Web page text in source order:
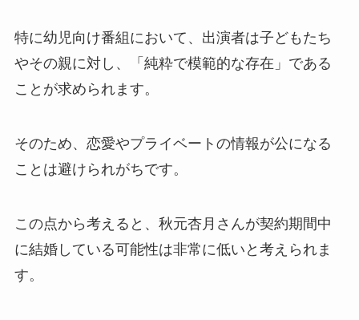
特に幼児向け番組において、出演者は子どもたち
やその親に対し、「純粋で模範的な存在」である
ことが求められます。
そのため、恋愛やプライベートの情報が公になる
ことは避けられがちです。
この点から考えると、秋元杏月さんが契約期間中
に結婚している可能性は非常に低いと考えられま
す。